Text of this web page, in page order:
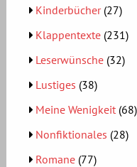
Kinderbücher(27)
Klappentexte (231)
Leserwünsche (32)
Lustiges (38)
Meine Wenigkeit (68)
Nonfiktionales (28)
Romane (77)